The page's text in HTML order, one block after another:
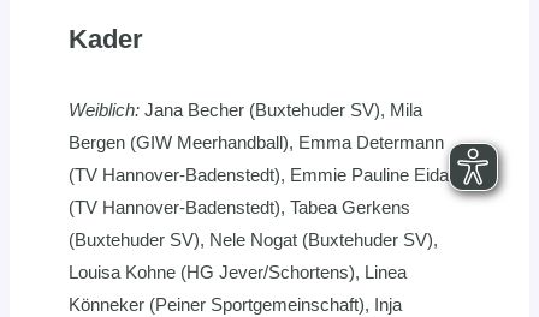
Kader
Weiblich: Jana Becher (Buxtehuder SV), Mila
Bergen (GIW Meerhandball), Emma Determann
(TV Hannover-Badenstedt), Emmie Pauline Eidam
(TV Hannover-Badenstedt), Tabea Gerkens
(Buxtehuder SV), Nele Nogat (Buxtehuder SV),
Louisa Kohne (HG Jever/Schortens), Linea
Könneker (Peiner Sportgemeinschaft), Inja